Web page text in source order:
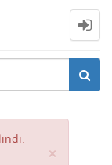
×